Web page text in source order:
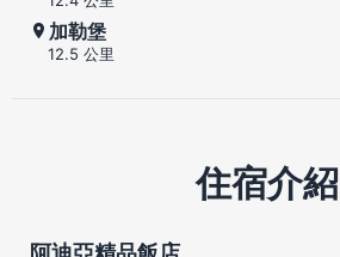
加勒堡
12.5 公里
住宿介紹